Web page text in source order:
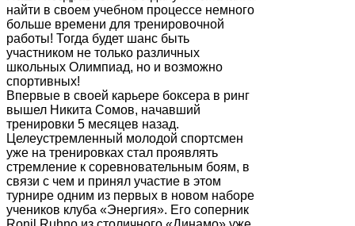
найти в своем учебном процессе немного
больше времени для тренировочной
работы! Тогда будет шанс быть
участником не только различных
школьных Олимпиад, но и возможно
спортивных!
Впервые в своей карьере боксера в ринг
вышел Никита Сомов, начавший
тренировки 5 месяцев назад.
Целеустремленный молодой спортсмен
уже на тренировках стал проявлять
стремление к соревновательным боям, в
связи с чем и принял участие в этом
турнире одним из первых в новом наборе
учеников клуба «Энергия». Его соперник